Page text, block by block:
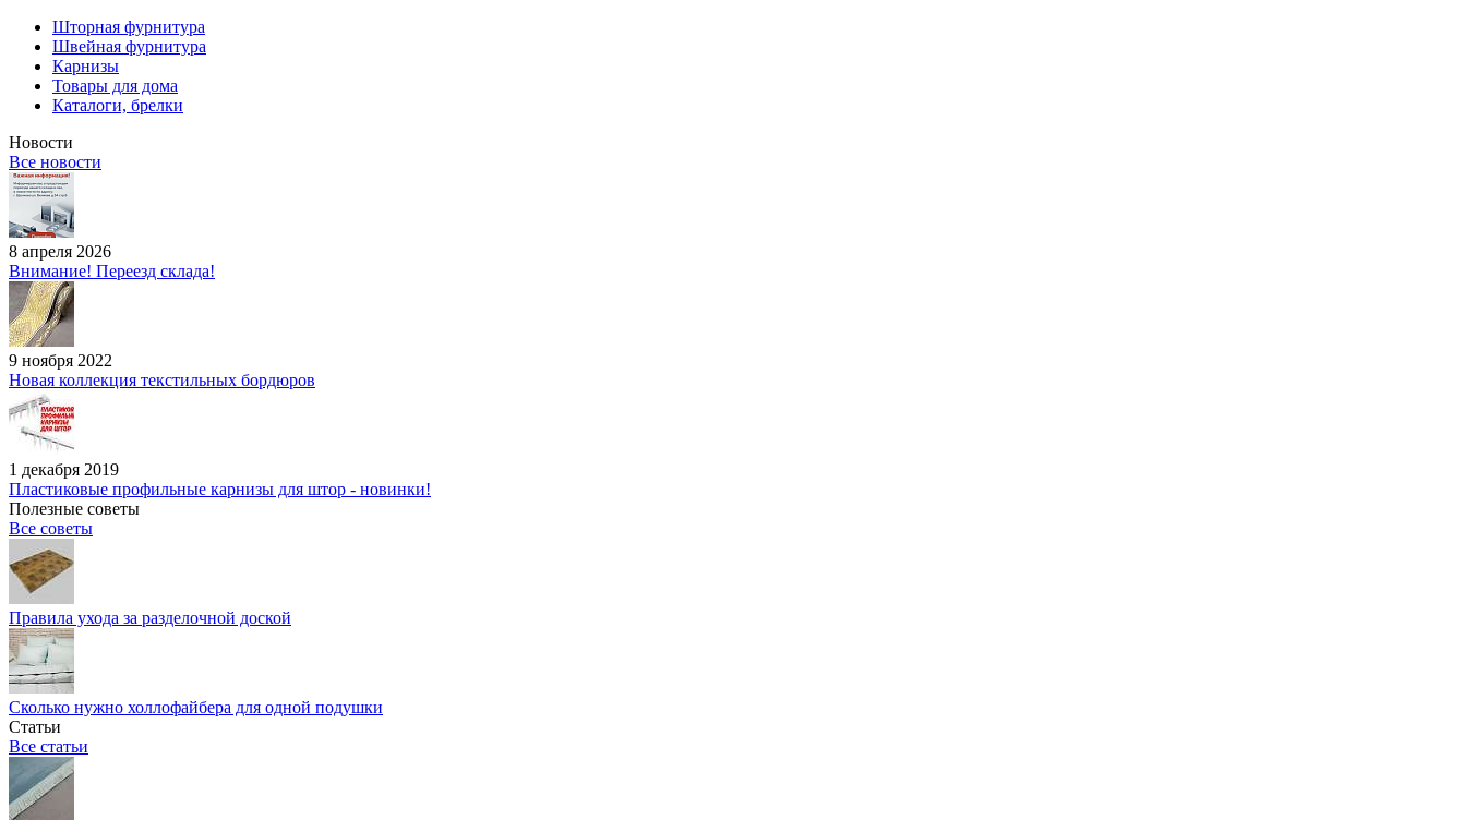
Шторная фурнитура
Швейная фурнитура
Карнизы
Товары для дома
Каталоги, брелки
Новости
Все новости
8 апреля 2026
Внимание! Переезд склада!
9 ноября 2022
Новая коллекция текстильных бордюров
1 декабря 2019
Пластиковые профильные карнизы для штор - новинки!
Полезные советы
Все советы
Правила ухода за разделочной доской
Сколько нужно холлофайбера для одной подушки
Статьи
Все статьи